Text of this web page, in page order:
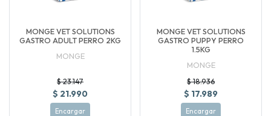
MONGE VET SOLUTIONS
GASTRO ADULT PERRO 2KG
MONGE
$ 23.147
$ 21.990
Encargar
MONGE VET SOLUTIONS
GASTRO PUPPY PERRO
1.5KG
MONGE
$ 18.936
$ 17.989
Encargar